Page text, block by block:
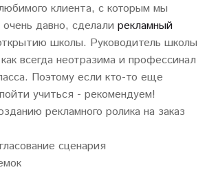
клиента, с которым мы
давно, сделали рекламный
школы. Руководитель школы
всегда неотразима и профессинал
Поэтому если кто-то еще
учиться - рекомендуем!
рекламного ролика на заказ
сценария